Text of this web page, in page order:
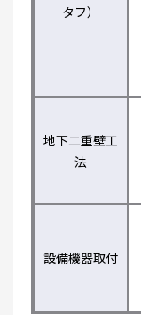
タフ）
地下二重壁工
法
設備機器取付